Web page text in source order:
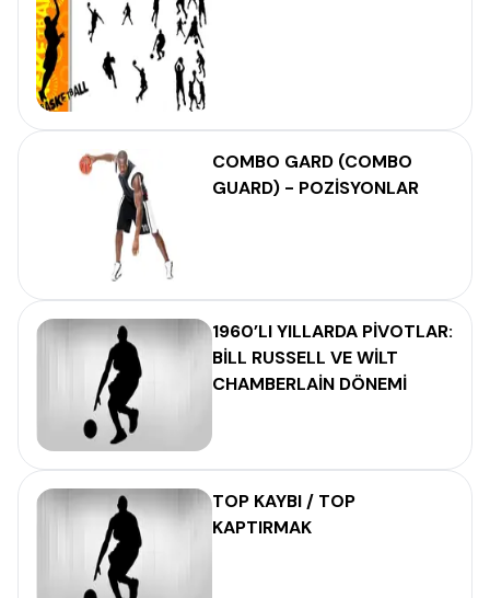
COMBO GARD (COMBO
GUARD) - POZİSYONLAR
1960’LI YILLARDA PİVOTLAR:
BİLL RUSSELL VE WİLT
CHAMBERLAİN DÖNEMİ
TOP KAYBI / TOP
KAPTIRMAK